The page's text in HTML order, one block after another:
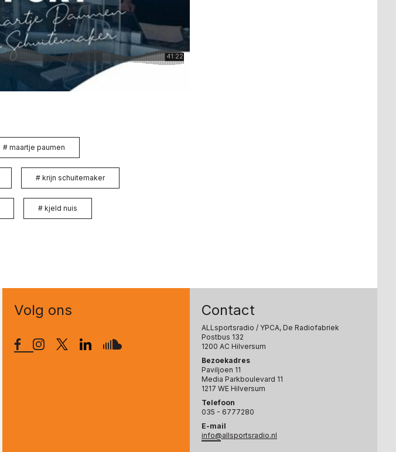
# maartje paumen
# krijn schuitemaker
# kjeld nuis
Volg ons Contact
ALLsportsradio / YPCA, De Radiofabriek
Postbus 132
1200 AC Hilversum
Bezoekadres
Paviljoen 11
Media Parkboulevard 11
1217 WE Hilversum
Telefoon
035 - 6777280
E-mail
info@allsportsradio.nl